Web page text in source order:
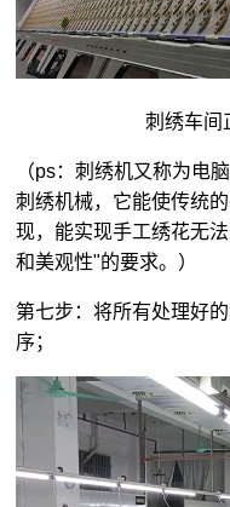
刺绣车间
（ps：刺绣机又称为电
刺绣机械，它能使传统
现，能实现手工绣花无
和美观性"的要求。）
第七步：将所有处理好
序；